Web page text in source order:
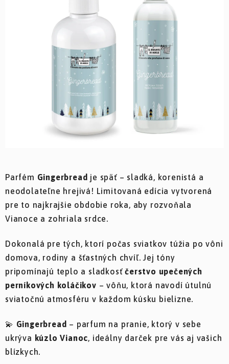
Parfém Gingerbread je späť – sladká, korenistá a
neodolateľne hrejivá! Limitovaná edícia vytvorená
pre to najkrajšie obdobie roka, aby rozvoňala
Vianoce a zohriala srdce.
Dokonalá pre tých, ktorí počas sviatkov túžia po vôni
domova, rodiny a šťastných chvíľ. Jej tóny
pripomínajú teplo a sladkosťčerstvo upečených
perníkových koláčikov – vôňu, ktorá navodí útulnú
sviatočnú atmosféru v každom kúsku bielizne.
💫 Gingerbread – parfum na pranie, ktorý v sebe
ukrýva kúzlo Vianoc, ideálny darček pre vás aj vašich
blízkych.